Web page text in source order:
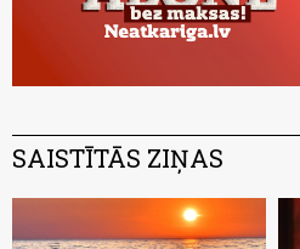
SAISTĪTĀS ZIŅAS